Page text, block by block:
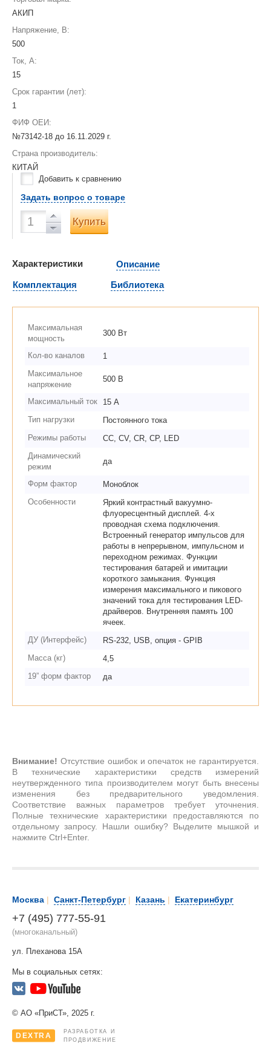
АКИП
Напряжение, В:
500
Ток, А:
15
Срок гарантии (лет):
1
ФИФ ОЕИ:
№73142-18 до 16.11.2029 г.
Страна производитель:
КИТАЙ
Добавить к сравнению
Задать вопрос о товаре
Купить
Характеристики
Описание
Комплектация
Библиотека
Максимальная
мощность
300 Вт
Кол-во каналов
1
Максимальное
напряжение
500 В
Максимальный ток
15 А
Тип нагрузки
Постоянного тока
Режимы работы
CC, CV, CR, CP, LED
Динамический
режим
да
Форм фактор
Моноблок
Особенности
Яркий контрастный вакуумно-
флуоресцентный дисплей. 4-х
проводная схема подключения.
Встроенный генератор импульсов для
работы в непрерывном, импульсном и
переходном режимах. Функции
тестирования батарей и имитации
короткого замыкания. Функция
измерения максимального и пикового
значений тока для тестирования LED-
драйверов. Внутренняя память 100
ячеек.
ДУ (Интерфейс)
RS-232, USB, опция - GPIB
Масса (кг)
4,5
19” форм фактор
да
Внимание! Отсутствие ошибок и опечаток не гарантируется.
В технические характеристики средств измерений
неутвержденного типа производителем могут быть внесены
изменения без предварительного уведомления.
Соответствие важных параметров требует уточнения.
Полные технические характеристики предоставляются по
отдельному запросу. Нашли ошибку? Выделите мышкой и
нажмите Ctrl+Enter.
Москва | Санкт-Петербург | Казань | Екатеринбург
+7 (495) 777-55-91
(многоканальный)
ул. Плеханова 15А
Мы в социальных сетях:
© АО «ПриСТ», 2025 г.
DEXTRA
РАЗРАБОТКА И
ПРОДВИЖЕНИЕ